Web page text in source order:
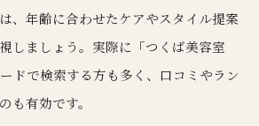
、年齢に合わせたケアやスタイル提案
しましょう。実際に「つくば美容室
ドで検索する方も多く、口コミやラン
も有効です。